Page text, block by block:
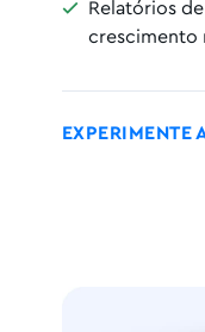

Relatórios de
crescimento
EXPERIMENTE